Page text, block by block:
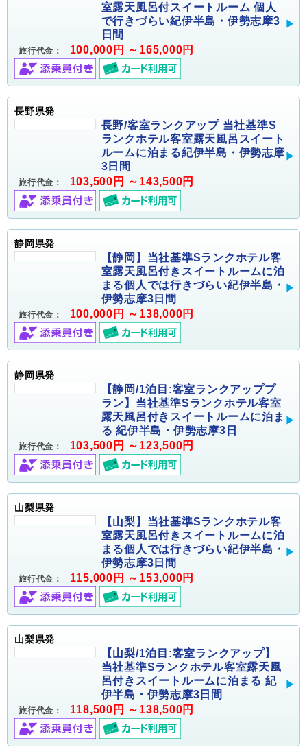
室露天風呂付スイートルーム 個人
で行きづらい紀伊半島・伊勢志摩3
日間
旅行代金： 100,000円 ～165,000円
長野県発
長野/客室ランクアップ 当社基準S
ランクホテル客室露天風呂スイート
ルームに泊まる紀伊半島・伊勢志摩
3日間
旅行代金： 103,500円 ～143,500円
静岡県発
【静岡】当社基準Sランクホテル客
室露天風呂付きスイートルームに泊
まる個人では行きづらい紀伊半島・
伊勢志摩3日間
旅行代金： 100,000円 ～138,000円
静岡県発
【静岡/1泊目:客室ランクアッププ
ラン】当社基準Sランクホテル客室
露天風呂付きスイートルームに泊ま
る 紀伊半島・伊勢志摩3日
旅行代金： 103,500円 ～123,500円
山梨県発
【山梨】当社基準Sランクホテル客
室露天風呂付きスイートルームに泊
まる個人では行きづらい紀伊半島・
伊勢志摩3日間
旅行代金： 115,000円 ～153,000円
山梨県発
【山梨/1泊目:客室ランクアップ】
当社基準Sランクホテル客室露天風
呂付きスイートルームに泊まる 紀
伊半島・伊勢志摩3日間
旅行代金： 118,500円 ～138,500円